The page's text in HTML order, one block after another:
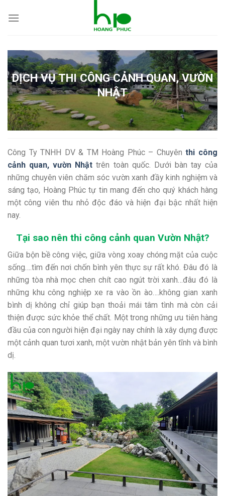
DỊCH VỤ THI CÔNG CẢNH QUAN, VƯỜN
NHẬT
Công Ty TNHH DV & TM Hoàng Phúc – Chuyênthi công
cảnh quan, vườn Nhật trên toàn quốc. Dưới bàn tay của
những chuyên viên chăm sóc vườn xanh đầy kinh nghiệm và
sáng tạo, Hoàng Phúc tự tin mang đến cho quý khách hàng
một công viên thu nhỏ độc đáo và hiện đại bậc nhất hiện
nay.
Tại sao nên thi công cảnh quan Vườn Nhật?
Giữa bộn bề công việc, giữa vòng xoay chóng mặt của cuộc
sống….tìm đến nơi chốn bình yên thực sự rất khó. Đâu đó là
những tòa nhà mọc chen chít cao ngút trời xanh…đâu đó là
những khu công nghiệp xe ra vào ồn ào….không gian xanh
bình dị không chỉ giúp bạn thoải mái tâm tình mà còn cải
thiện được sức khỏe thể chất. Một trong những ưu tiên hàng
đầu của con người hiện đại ngày nay chính là xây dựng được
một cảnh quan tươi xanh, một vườn nhật bản yên tĩnh và bình
dị.